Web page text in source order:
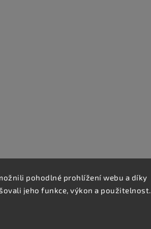
pohodlné prohlížení webu a díky
jeho funkce, výkon a použitelnost.